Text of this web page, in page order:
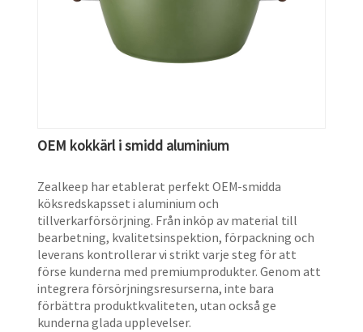
OEM kokkärl i smidd aluminium
Zealkeep har etablerat perfekt OEM-smidda
köksredskapsset i aluminium och
tillverkarförsörjning. Från inköp av material till
bearbetning, kvalitetsinspektion, förpackning och
leverans kontrollerar vi strikt varje steg för att
förse kunderna med premiumprodukter. Genom att
integrera försörjningsresurserna, inte bara
förbättra produktkvaliteten, utan också ge
kunderna glada upplevelser.